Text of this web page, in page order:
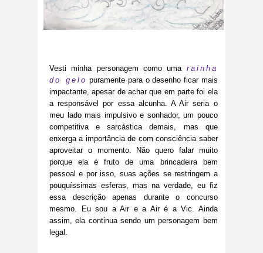
Vesti minha personagem como uma rainha
do gelo puramente para o desenho ficar mais
impactante, apesar de achar que em parte foi ela
a responsável por essa alcunha. A Air seria o
meu lado mais impulsivo e sonhador, um pouco
competitiva e sarcástica demais, mas que
enxerga a importância de com consciência saber
aproveitar o momento. Não quero falar muito
porque ela é fruto de uma brincadeira bem
pessoal e por isso, suas ações se restringem a
pouquíssimas esferas, mas na verdade, eu fiz
essa descrição apenas durante o concurso
mesmo. Eu sou a Air e a Air é a Vic. Ainda
assim, ela continua sendo um personagem bem
legal.